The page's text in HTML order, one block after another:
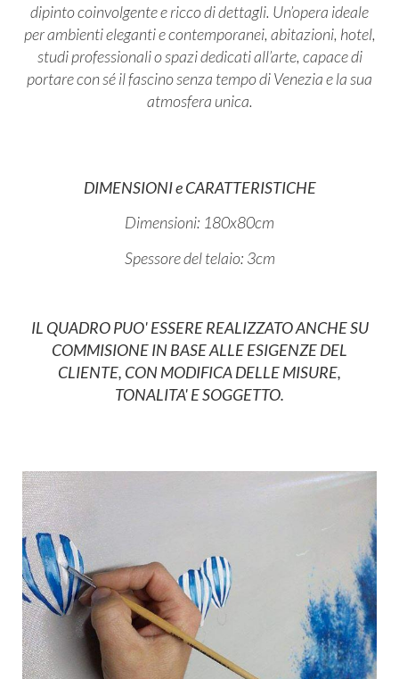
dipinto coinvolgente e ricco di dettagli. Un’opera ideale
per ambienti eleganti e contemporanei, abitazioni, hotel,
studi professionali o spazi dedicati all’arte, capace di
portare con sé il fascino senza tempo di Venezia e la sua
atmosfera unica.
DIMENSIONI e CARATTERISTICHE
Dimensioni: 180x80cm
Spessore del telaio: 3cm
IL QUADRO PUO' ESSERE REALIZZATO ANCHE SU
COMMISIONE IN BASE ALLE ESIGENZE DEL
CLIENTE, CON MODIFICA DELLE MISURE,
TONALITA' E SOGGETTO.